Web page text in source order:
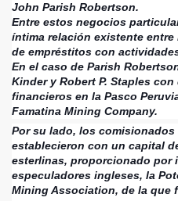
John Parish Robertson.
Entre estos negocios
íntima relación existente
de empréstitos con
En el caso de Parish
Kinder y Robert P. Staples
financieros en la Pasco
Famatina Mining Company.
Por su lado, los comisionados
establecieron con un capital
esterlinas, proporcionado por
especuladores ingleses, la
Mining Association, de la que